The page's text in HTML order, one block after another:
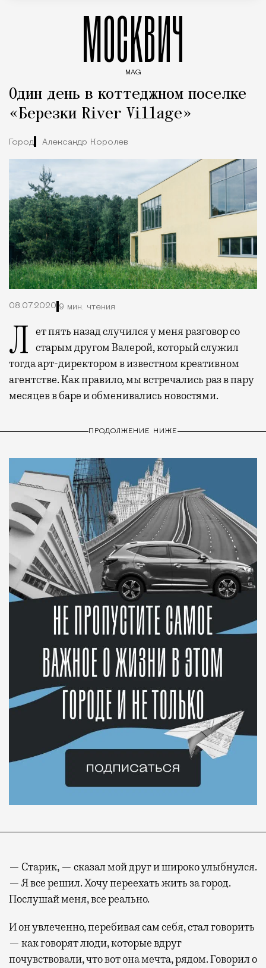
МОСКВИЧ
MAG
Один день в коттеджном поселке
«Березки River Village»
Город Александр Королев
08.07.2020 9 мин. чтения
Лет пять назад случился у меня разговор со старым другом Валерой, который служил
тогда арт-директором в известном креативном
агентстве. Как правило, мы встречались раз в пару
месяцев в баре и обменивались новостями.
ПРОДОЛЖЕНИЕ НИЖЕ
— Старик, — сказал мой друг и широко улыбнулся.
— Я все решил. Хочу переехать жить за город.
Послушай меня, все реально.
И он увлеченно, перебивая сам себя, стал говорить
— как говорят люди, которые вдруг
почувствовали, что вот она мечта, рядом. Говорил о